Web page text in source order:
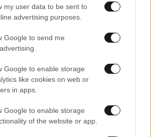
my user data to be sent to
advertising purposes.
Google to send me
Google to enable storage
like cookies on web or
in apps.
Google to enable storage
of the website or app.
«Τα σύνορα της πατρίδας μας είναι